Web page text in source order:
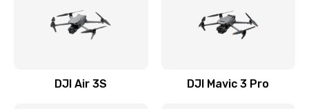
DJI Air 3S DJI Mavic 3 Pro